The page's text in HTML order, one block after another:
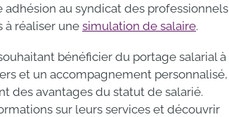
au syndicat des professionnels
à réaliser une simulation de salaire.
bénéficier du portage salarial à
et un accompagnement personnalisé,
des avantages du statut de salarié.
sur leurs services et découvrir